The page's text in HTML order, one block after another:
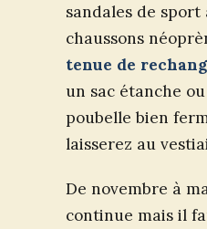
sandales de
chaussons
tenue de
un sac étanche
poubelle bien
laisserez au
De novembre à
continue mais il